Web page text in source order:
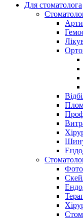
Для стоматолога